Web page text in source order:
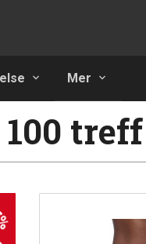
Mer
treff